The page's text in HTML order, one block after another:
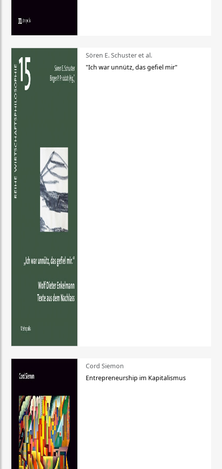
Sören E. Schuster et al.
"Ich war unnütz, das gefiel mir"
Cord Siemon
Entrepreneurship im Kapitalismus